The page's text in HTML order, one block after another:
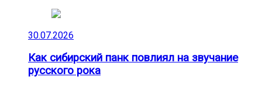
30.07.2026
Как сибирский панк повлиял на звучание
русского рока